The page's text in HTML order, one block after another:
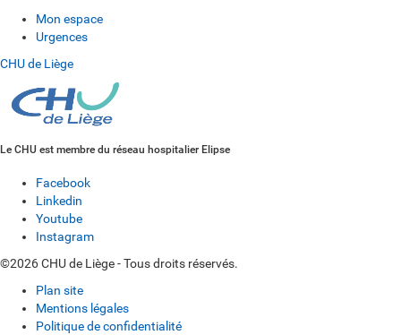
Mon espace
Urgences
CHU de Liège
Le CHU est membre du réseau hospitalier Elipse
Facebook
Linkedin
Youtube
Instagram
©2026 CHU de Liège - Tous droits réservés.
Plan site
Mentions légales
Politique de confidentialité